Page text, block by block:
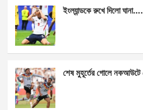
ইংল্যান্ডকে রুখে দিলো ঘানা….
শেষ মুহূর্তের গোলে নকআউটে